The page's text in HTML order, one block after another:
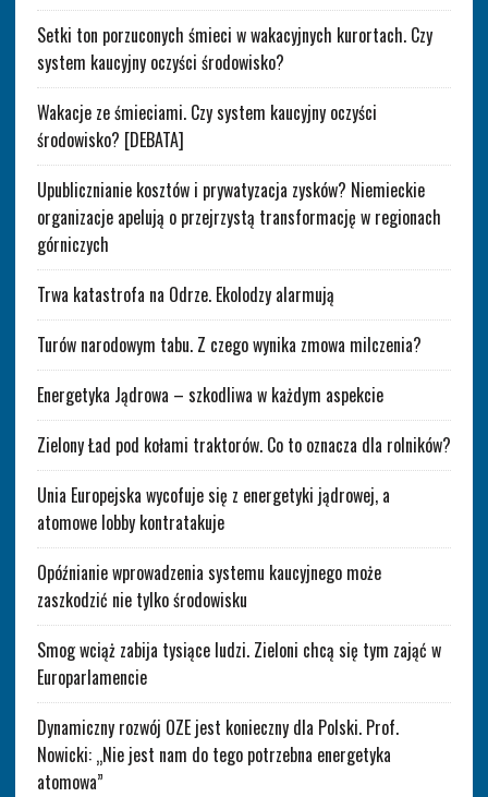
Setki ton porzuconych śmieci w wakacyjnych kurortach. Czy
system kaucyjny oczyści środowisko?
Wakacje ze śmieciami. Czy system kaucyjny oczyści
środowisko? [DEBATA]
Upublicznianie kosztów i prywatyzacja zysków? Niemieckie
organizacje apelują o przejrzystą transformację w regionach
górniczych
Trwa katastrofa na Odrze. Ekolodzy alarmują
Turów narodowym tabu. Z czego wynika zmowa milczenia?
Energetyka Jądrowa – szkodliwa w każdym aspekcie
Zielony Ład pod kołami traktorów. Co to oznacza dla rolników?
Unia Europejska wycofuje się z energetyki jądrowej, a
atomowe lobby kontratakuje
Opóźnianie wprowadzenia systemu kaucyjnego może
zaszkodzić nie tylko środowisku
Smog wciąż zabija tysiące ludzi. Zieloni chcą się tym zająć w
Europarlamencie
Dynamiczny rozwój OZE jest konieczny dla Polski. Prof.
Nowicki: „Nie jest nam do tego potrzebna energetyka
atomowa”